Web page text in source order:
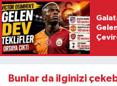
Bunlar da ilginizi